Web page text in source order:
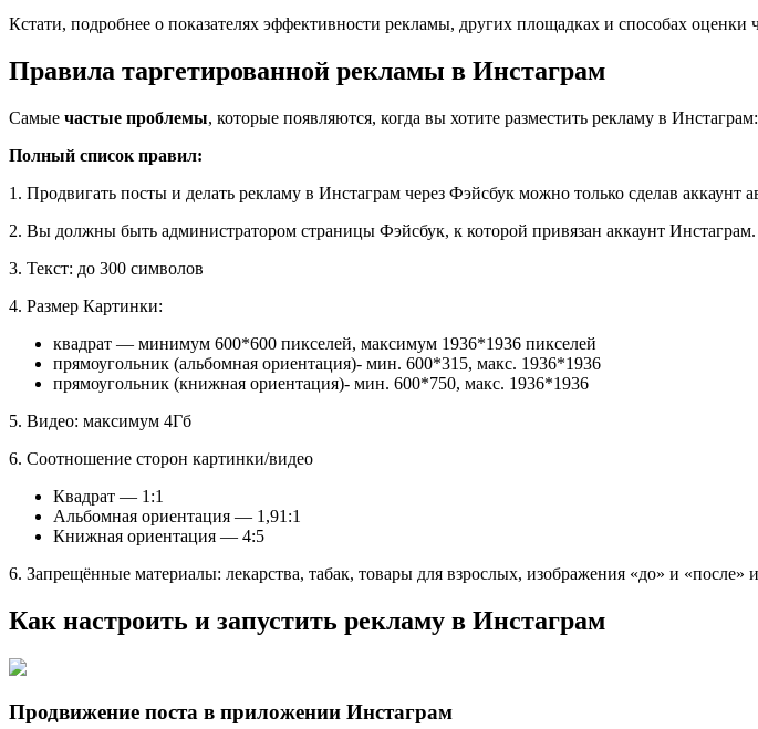
Кстати, подробнее о показателях эффективности рекламы, других площадках и способах
Правила таргетированной рекламы в Инстаграм
Самые частые проблемы, которые появляются, когда вы хотите разместить рекламу в Инстаграм:
Полный список правил:
1. Продвигать посты и делать рекламу в Инстаграм через Фэйсбук можно только сделав аккаунт
2. Вы должны быть администратором страницы Фэйсбук, к которой привязан аккаунт Инстаграм.
3. Текст: до 300 символов
4. Размер Картинки:
квадрат — минимум 600*600 пикселей, максимум 1936*1936 пикселей
прямоугольник (альбомная ориентация)- мин. 600*315, макс. 1936*1936
прямоугольник (книжная ориентация)- мин. 600*750, макс. 1936*1936
5. Видео: максимум 4Гб
6. Соотношение сторон картинки/видео
Квадрат — 1:1
Альбомная ориентация — 1,91:1
Книжная ориентация — 4:5
6. Запрещённые материалы: лекарства, табак, товары для взрослых, изображения «до» и
Как настроить и запустить рекламу в Инстаграм
Продвижение поста в приложении Инстаграм